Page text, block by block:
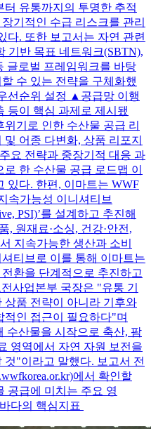
유통까지의 투명한 추적
기적인 수급 리스크를 관리
다. 또한 보고서는 자연 관련
기반 목표 네트워크(SBTN),
글로벌 프레임워크를 바탕
수 있는 전략을 구체화했
선순위 설정 ▲공급망 이행
등이 핵심 과제로 제시됐
기로 인한 수산물 공급 리
어종 다변화, 상품 리포지
요 전략과 중장기적 대응 과
한 수산물 공급 로드맵 이
있다. 한편, 이마트는 WWF
속가능성 이니셔티브
PSI)’를 설계하고 추진해
, 원재료·소싱, 건강·안전,
지속가능한 생산과 소비
티브로 이를 통해 이마트는
환을 단계적으로 추진하고
사업본부 국장은 "유통 기
상품 전략이 아니라 기후와
적인 접근이 필요하다"며
수산물을 시작으로 축산, 팜
영역에서 자연 자원 보전을
"이라고 말했다. 보고서 전
에서 확인할
공급에 미치는 주요 영
다의 핵심지표